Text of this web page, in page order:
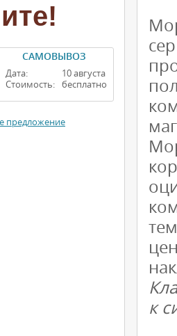
САМОВЫВОЗ
Дата:
Стоимость:
10 августа
бесплатно
предложение
к